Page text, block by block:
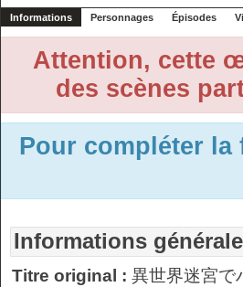
Informations Personnages Épisodes
Attention, cette
des scènes
Pour compléter la
Informations
Titre original : 異世界迷宮で